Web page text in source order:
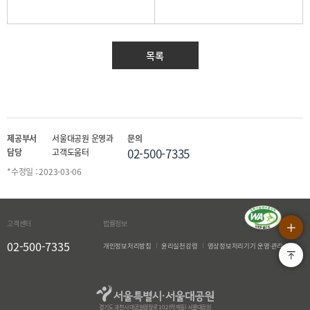
목록
제공부서
서울대공원 운영과
담당
고객도움터
문의
02-500-7335
*수정일 : 2023-03-06
고객센터
02-500-7335
법률정보
개인정보처리방침 윤리실천강령 영상정보처리기기 운영·관리 방침
경기도 과천시 대공원광장로 102(막계동) 서울대공원